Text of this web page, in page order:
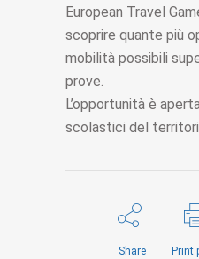
European Travel
scoprire quante più
mobilità possibili
prove.
L’opportunità è
scolastici del
Share Print